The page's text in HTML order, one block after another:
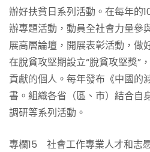
辦好扶貧日系列活動。在每年的
辦專題活動，動員全社會力量參
展高層論壇，開展表彰活動，做
在脫貧攻堅期設立“脫貧攻堅獎”
貢獻的個人。每年發布《中國的
書。組織各省（區、市）結合自
調研等系列活動。
專欄15 社會工作專業人才和志